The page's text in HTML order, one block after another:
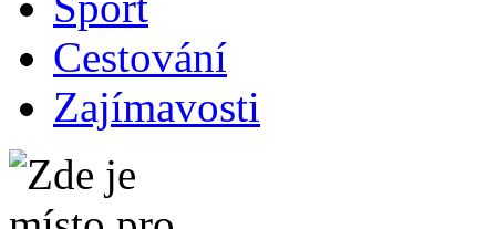
Cestování
Zajímavosti